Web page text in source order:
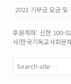
2023 기부금 모금 및
후원계좌: 신한 100-
사)한국기독교사회문